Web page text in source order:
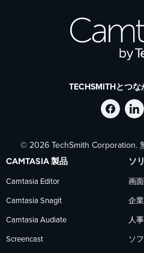
TECHSMITHとつな
で
を
© 2026 TechSmith Corporation.
CAMTASIA 製品
Camtasia Editor
Camtasia Snagit
Camtasia Audiate
Screencast
ソ
画
企
人事
ソ